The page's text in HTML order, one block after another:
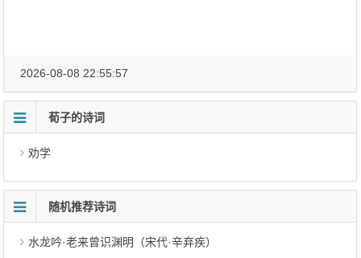
2026-08-08 22:55:57
荀子的诗词
劝学
随机推荐诗词
水龙吟·老来曾识渊明（宋代·辛弃疾）